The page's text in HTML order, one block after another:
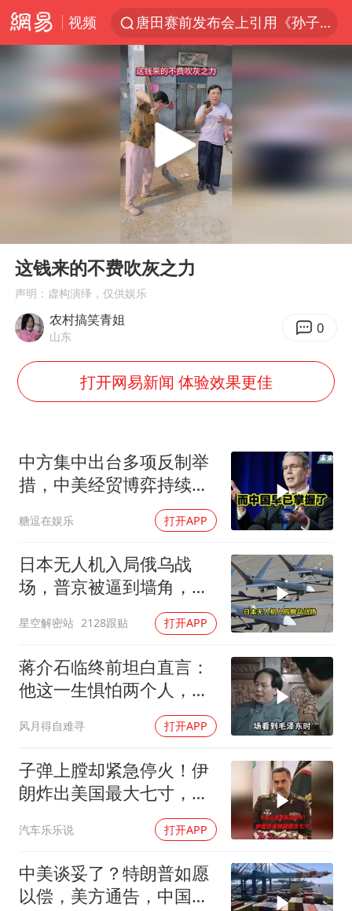
视频
唐田赛前发布会上引用《孙子兵法》
陈思诚零点晒照为佟丽娅庆生
郑丽文：台湾从来没有“独立”过
央视新主播李秋莹孙亚鹏亮相
情侣在平潭拍日出时坠崖致一死一伤
泰国初中生饮弹自尽前开了26枪
全民健身事业高质量发展
台当局重金为“台独”织“皇帝新衣”
老挝国会主席赛宋蓬逝世
酒店回应车内过夜被收150元
乐享全民健身 共筑健康中国
Play
这钱来的不费吹灰之力
声明：虚构演绎，仅供娱乐
农村搞笑青姐
山东 0
打开网易新闻 体验效果更佳
中方集中出台多项反制举
措，中美经贸博弈持续升
糖逗在娱乐 打开APP
日本无人机入局俄乌战
场，普京被逼到墙角，这
场仗只剩下死战一条路
星空解密站 2128跟贴 打开APP
蒋介石临终前坦白直言：
他这一生惧怕两个人，却
风月得自难寻 打开APP
子弹上膛却紧急停火！伊
朗炸出美国最大七寸，特
汽车乐乐说 打开APP
中美谈妥了？特朗普如愿
以偿，美方通告，中国增